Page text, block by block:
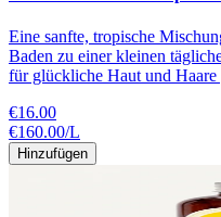
Eine sanfte, tropische
Baden zu einer kleinen
für glückliche Haut und Haare
€16.00
€160.00/L
Hinzufügen